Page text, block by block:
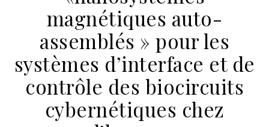
magnétiques auto-
assemblés » pour les
systèmes d’interface et de
contrôle des biocircuits
cybernétiques chez